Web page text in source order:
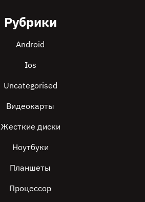
Рубрики
Android
Ios
Uncategorised
Видеокарты
Жесткие диски
Ноутбуки
Планшеты
Процессор